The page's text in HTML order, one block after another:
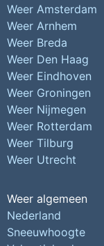
Weer Amsterdam
Weer Arnhem
Weer Breda
Weer Den Haag
Weer Eindhoven
Weer Groningen
Weer Nijmegen
Weer Rotterdam
Weer Tilburg
Weer Utrecht
Weer algemeen
Nederland
Sneeuwhoogte